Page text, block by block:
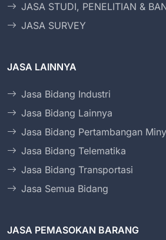
JASA STUDI, PENELITIAN &
JASA SURVEY
JASA LAINNYA
Jasa Bidang Industri
Jasa Bidang Lainnya
Jasa Bidang Pertambangan
Jasa Bidang Telematika
Jasa Bidang Transportasi
Jasa Semua Bidang
JASA PEMASOKAN BARANG